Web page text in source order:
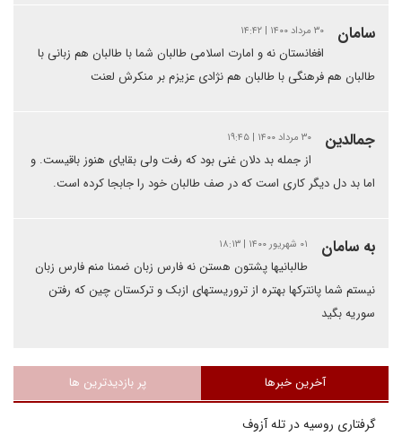
سامان ۳۰ مرداد ۱۴۰۰ | ۱۴:۴۲
افغانستان نه و امارت اسلامی طالبان شما با طالبان هم زبانی با
طالبان هم فرهنگی با طالبان هم نژادی عزیزم بر منکرش لعنت
جمالدین ۳۰ مرداد ۱۴۰۰ | ۱۹:۴۵
از جمله بد دلان غنی بود که رفت ولی بقایای هنوز باقیست. و
اما بد دل دیگر کاری است که در صف طالبان خود را جابجا کرده است.
به سامان ۰۱ شهریور ۱۴۰۰ | ۱۸:۱۳
طالبانیها پشتون هستن نه فارس زبان ضمنا منم فارس زبان
نیستم شما پانترکها بهتره از تروریستهای ازبک و ترکستان چین که رفتن
سوریه بگید
آخرین خبرها پر بازدیدترین ها
گرفتاری روسیه در تله آزوف